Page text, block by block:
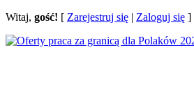
Witaj, gość! [ Zarejestruj się | Zaloguj się ]